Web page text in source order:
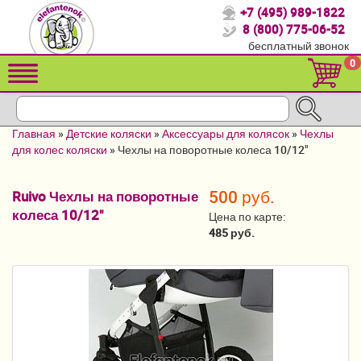
Спасибо, что выбрали нас!
Распродажа!
Детские коляски
Кроватки для новорожденных
Детский транспорт
Конверты, муфты
Мебель и аксессуары
Постельные принадлежности
+7 (495) 989-1822
8 (800) 775-06-52
бесплатный звонок
0
Главная »Детские коляски »Аксессуары для колясок » Чехлы
для колес коляски » Чехлы на поворотные колеса 10/12"
Ruivo Чехлы на поворотные
колеса 10/12"
500 руб.
Цена по карте:
485 руб.